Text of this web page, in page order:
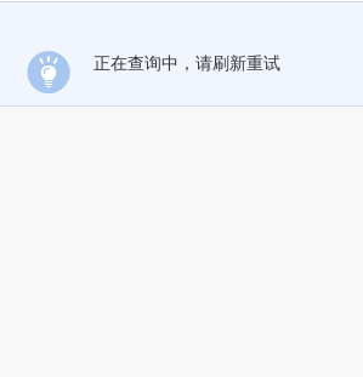
正在查询中，请刷新重试